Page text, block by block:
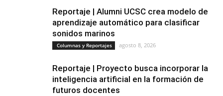
Reportaje | Alumni UCSC crea modelo de
aprendizaje automático para clasificar
sonidos marinos
Columnas y Reportajes agosto 8, 2026
Reportaje | Proyecto busca incorporar la
inteligencia artificial en la formación de
futuros docentes